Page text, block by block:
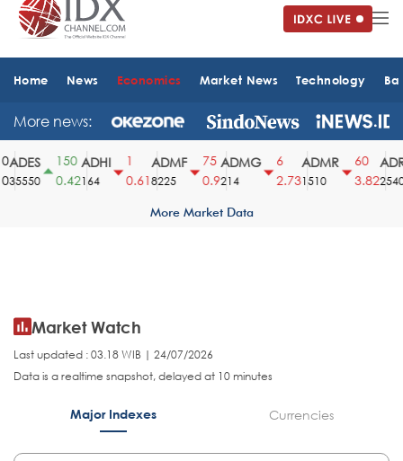
Home News Economics Market News Technology
More news:
150
0.42
ADHI
164
0.61
ADMF
8225
75
0.9
ADMG
214
2.73
ADMR
1510
60
3.822540
More Market Data
Market Watch
Last updated : 03.18 WIB | 24/07/2026
Data is a realtime snapshot, delayed at 10 minutes
Major Indexes Currencies